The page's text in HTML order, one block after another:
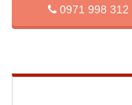
0971 998 312